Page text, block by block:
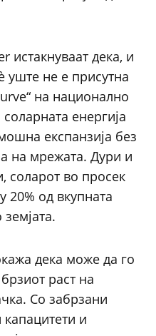
истакнуваат дека, и
уште не е присутна
на национално
енергија
експанзија без
на мрежата. Дури и
соларот во просек
20% од вкупната
дека може да го
раст на
Со забрзани
и